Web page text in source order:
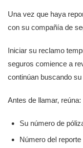
Una vez que haya
con su compañía de
Iniciar su reclamo
seguros comience a
continúan buscando
Antes de llamar, reúna:
Su número de
Número del reporte